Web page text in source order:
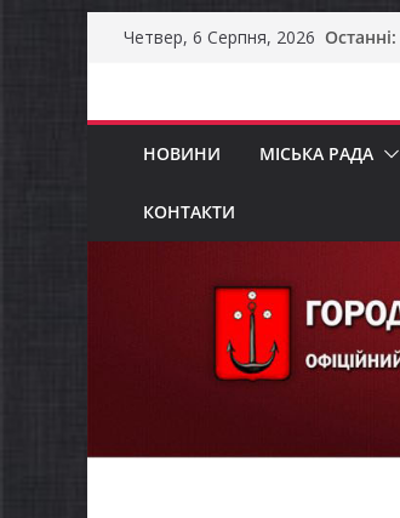
Перейти
Четвер, 6 Серпня, 2026 Останні:
НОВИНИ МІСЬКА РАДА
КОНТАКТИ